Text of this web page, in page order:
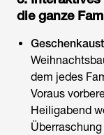
die ganze
dem jedes
Voraus
Heiligabend